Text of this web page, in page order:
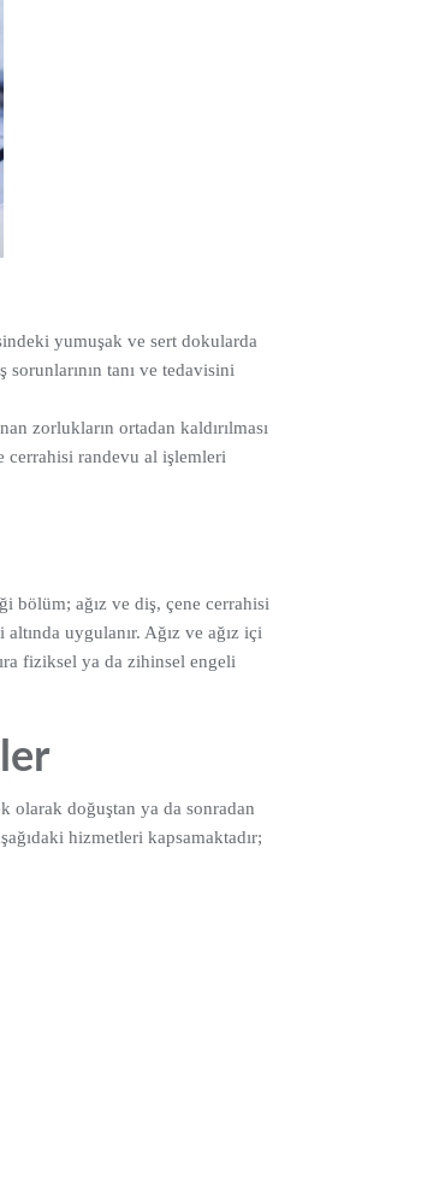
yumuşak ve sert dokularda
tanı ve tedavisini
zorlukların ortadan kaldırılması
cerrahisi randevu al işlemleri
bölüm; ağız ve diş, çene cerrahisi
uygulanır. Ağız ve ağız içi
fiziksel ya da zihinsel engeli
olarak doğuştan ya da sonradan
hizmetleri kapsamaktadır;